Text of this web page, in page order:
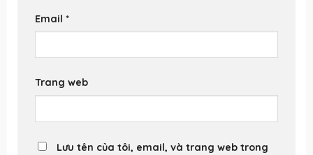
Email *
Trang web
Lưu tên của tôi, email, và trang web trong